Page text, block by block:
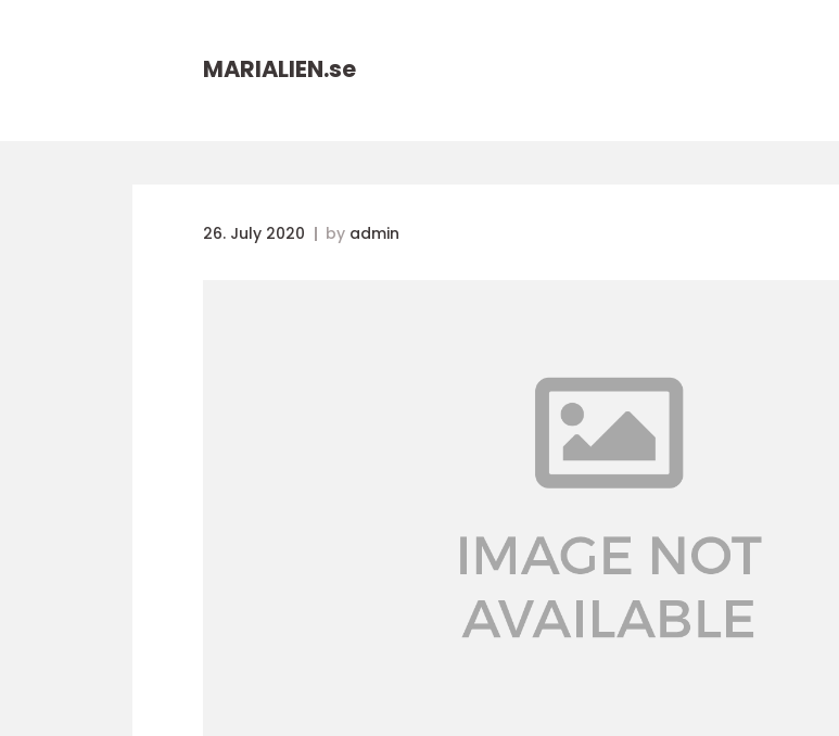
MARIALIEN.se
26. July 2020 by admin